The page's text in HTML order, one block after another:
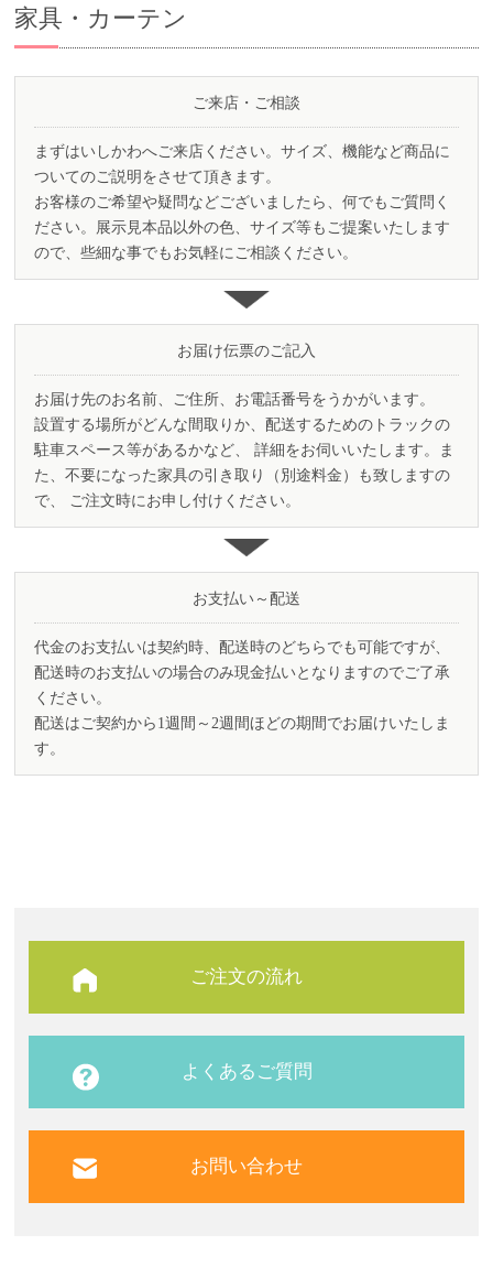
家具・カーテン
ご来店 ・ ご相談
まずはいしかわへご来店ください。サイズ、機能など商品に
ついてのご説明をさせて頂きます。
お客様のご希望や疑問などございましたら、何でもご質問く
ださい。展示見本品以外の色、サイズ等もご提案いたします
ので、些細な事でもお気軽にご相談ください。
お届け伝票のご記入
お届け先のお名前、ご住所、お電話番号をうかがいます。
設置する場所がどんな間取りか、配送するためのトラックの
駐車スペース等があるかなど、 詳細をお伺いいたします。ま
た、不要になった家具の引き取り（別途料金）も致しますの
で、 ご注文時にお申し付けください。
お支払い～配送
代金のお支払いは契約時、配送時のどちらでも可能ですが、
配送時のお支払いの場合のみ現金払いとなりますのでご了承
ください。
配送はご契約から1週間～2週間ほどの期間でお届けいたしま
す。
ご注文の流れ
よくあるご質問
お問い合わせ